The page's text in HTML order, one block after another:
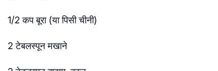
1/2 कप बूरा (या पिसी चीनी)
2 टेबलस्पून मखाने